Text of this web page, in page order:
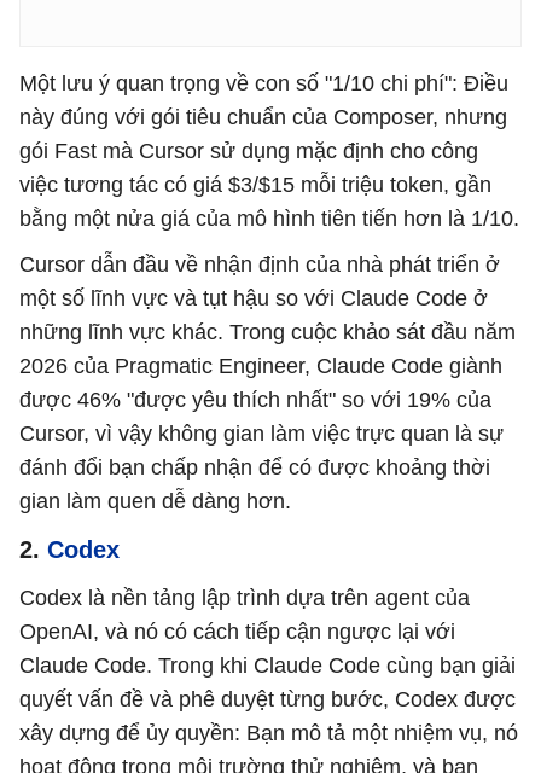
Một lưu ý quan trọng về con số "1/10 chi phí": Điều
này đúng với gói tiêu chuẩn của Composer, nhưng
gói Fast mà Cursor sử dụng mặc định cho công
việc tương tác có giá $3/$15 mỗi triệu token, gần
bằng một nửa giá của mô hình tiên tiến hơn là 1/10.
Cursor dẫn đầu về nhận định của nhà phát triển ở
một số lĩnh vực và tụt hậu so với Claude Code ở
những lĩnh vực khác. Trong cuộc khảo sát đầu năm
2026 của Pragmatic Engineer, Claude Code giành
được 46% "được yêu thích nhất" so với 19% của
Cursor, vì vậy không gian làm việc trực quan là sự
đánh đổi bạn chấp nhận để có được khoảng thời
gian làm quen dễ dàng hơn.
2. Codex
Codex là nền tảng lập trình dựa trên agent của
OpenAI, và nó có cách tiếp cận ngược lại với
Claude Code. Trong khi Claude Code cùng bạn giải
quyết vấn đề và phê duyệt từng bước, Codex được
xây dựng để ủy quyền: Bạn mô tả một nhiệm vụ, nó
hoạt động trong môi trường thử nghiệm, và bạn